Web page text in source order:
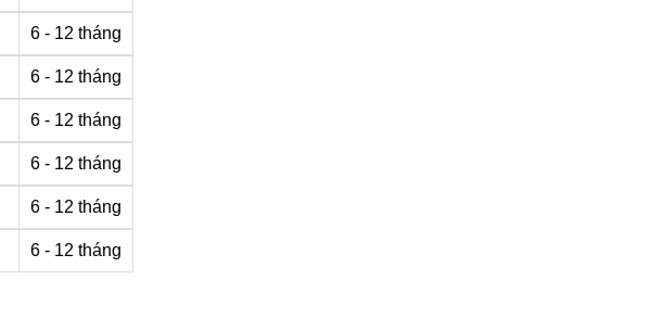
6 - 12 tháng
6 - 12 tháng
6 - 12 tháng
6 - 12 tháng
6 - 12 tháng
6 - 12 tháng